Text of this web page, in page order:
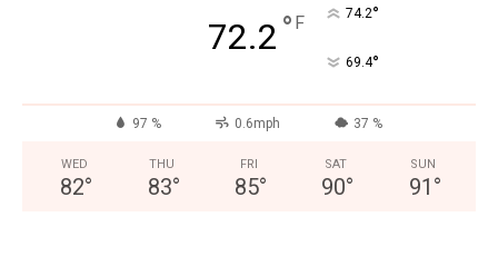
72.2 ° F 74.2°
69.4°
97 % 0.6mph 37 %
WED
82°
THU
83°
FRI
85°
SAT
90°
SUN
91 °